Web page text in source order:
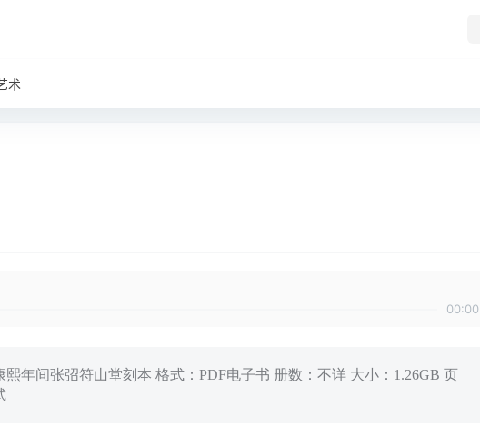
术
00:00
年间张弨符山堂刻本 格式：PDF电子书 册数：不详 大小：1.26GB 页